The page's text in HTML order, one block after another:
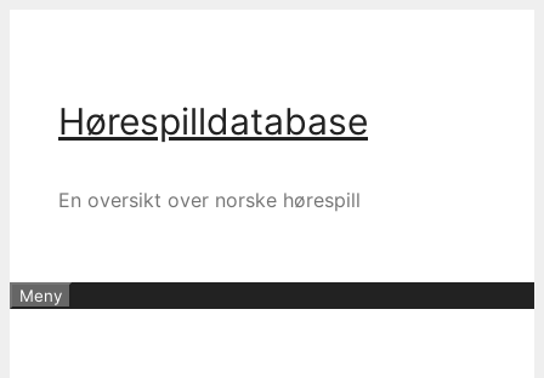
Hørespilldatabase
En oversikt over norske hørespill
Meny